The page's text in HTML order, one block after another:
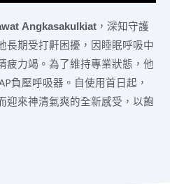
Angkasakulkiat ，深知守護
長期受打鼾困擾，因睡眠呼吸中
疲力竭。為了維持專業狀態，他
負壓呼吸器。自使用首日起，
迎來神清氣爽的全新感受，以飽